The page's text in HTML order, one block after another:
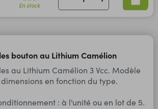
En stock
bouton au Lithium Camélion
au Lithium Camélion 3 Vcc. Modèle
en fonction du type.
: à l'unité ou en lot de 5.